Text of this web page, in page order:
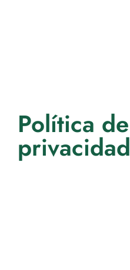
Política de
privacidad